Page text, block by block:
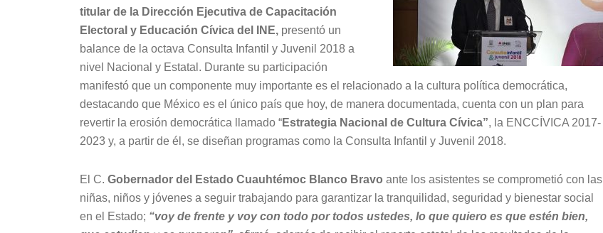
titular de la Dirección Ejecutiva de Capacitación
Electoral y Educación Cívica del INE, presentó un
balance de la octava Consulta Infantil y Juvenil 2018 a
nivel Nacional y Estatal. Durante su participación
manifestó que un componente muy importante es el relacionado a la cultura política democrática,
destacando que México es el único país que hoy, de manera documentada, cuenta con un plan para
revertir la erosión democrática llamado “Estrategia Nacional de Cultura Cívica”, la ENCCÍVICA 2017-
2023 y, a partir de él, se diseñan programas como la Consulta Infantil y Juvenil 2018.
El C. Gobernador del Estado Cuauhtémoc Blanco Bravo ante los asistentes se comprometió con las
niñas, niños y jóvenes a seguir trabajando para garantizar la tranquilidad, seguridad y bienestar social
en el Estado; “voy de frente y voy con todo por todos ustedes, lo que quiero es que estén bien,